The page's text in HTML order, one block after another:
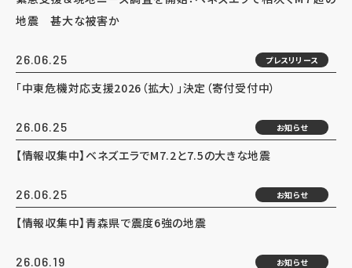
地震 甚大な被害か
26.06.25 プレスリリース
「中東危機対応支援2026（拡大）」決定（寄付受付中）
26.06.25 お知らせ
【情報収集中】ベネズエラでM7.2と7.5の大きな地震
26.06.25 お知らせ
【情報収集中】青森県で震度6強の地震
26.06.19 お知らせ